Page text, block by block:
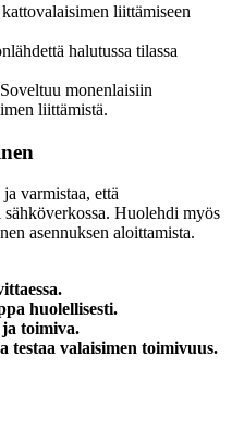
liittämiseen
halutussa tilassa
Soveltuu monenlaisiin
liittämistä.
varmistaa, että
Huolehdi myös
asennuksen aloittamista.
huolellisesti.
toimiva.
testaa valaisimen toimivuus.